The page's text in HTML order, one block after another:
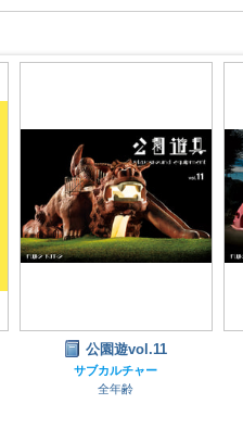
公園遊具vol.12
レトロ
全年齢